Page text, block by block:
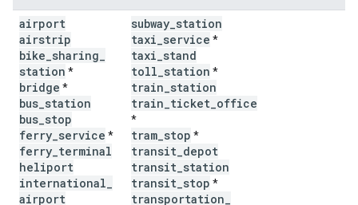
airport
airstrip
bike sharing
station *
bridge *
bus station
bus stop
ferry service *
ferry terminal
heliport
international
airport
subway station
taxi service *
taxi stand
toll station *
train station
train ticket office
*
tram stop *
transit depot
transit station
transit stop *
transportation